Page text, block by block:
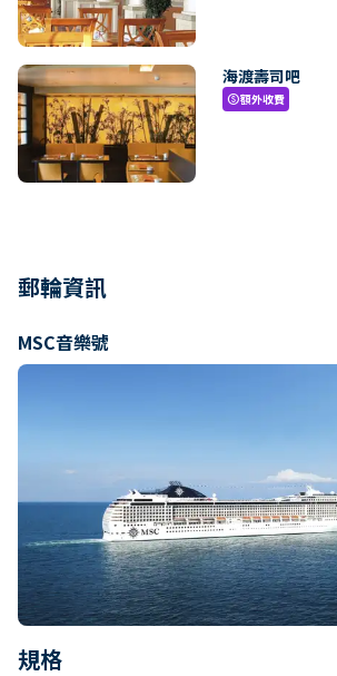
海渡壽司吧
paid額外收費
郵輪資訊
MSC音樂號
規格